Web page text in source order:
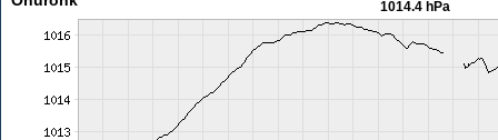
1014.4 hPa